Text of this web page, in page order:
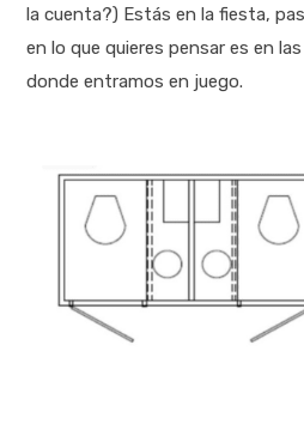
la cuenta?) Estás en la fiesta,
en lo que quieres pensar es en
donde entramos en juego.